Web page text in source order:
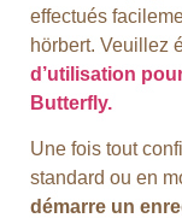
effectués
hörbert. Veuillez
d’utilisation
Butterfly.
Une fois tout
standard ou en
démarre un